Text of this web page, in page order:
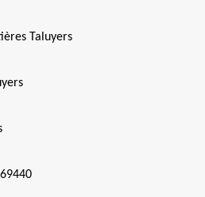
Taluyers